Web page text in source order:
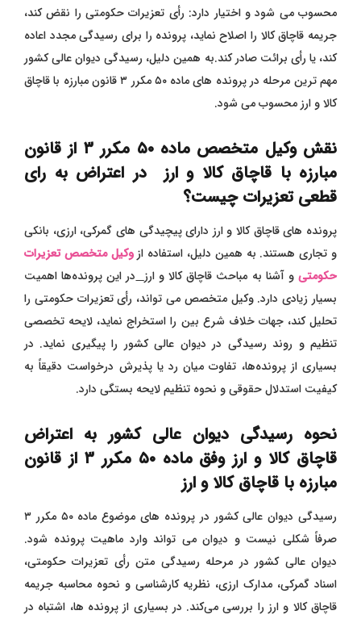
محسوب می ‌شود و اختیار دارد: رأی تعزیرات حکومتی را نقض کند،
جریمه قاچاق کالا را اصلاح نماید، پرونده را برای رسیدگی مجدد اعاده
کند، یا رأی برائت صادر کند.به همین دلیل، رسیدگی دیوان عالی کشور
مهم ‌ترین مرحله در پرونده‌ های ماده ۵۰ مکرر ۳ قانون مبارزه با قاچاق
کالا و ارز محسوب می‌ شود.
نقش وکیل متخصص ماده۵۰ مکرر
۳ از قانون
مبارزه با قاچاق کالا و ارز در اعتراض به رای
قطعی تعزیرات چیست؟
پرونده‌ های قاچاق کالا و ارز دارای پیچیدگی ‌های گمرکی، ارزی، بانکی
و تجاری هستند. به همین دلیل، استفاده ازوکیل متخصص تعزیرات
حکومتیو آشنا به مباحث قاچاق کالا و ارز در این پرونده‌ها اهمیت
بسیار زیادی دارد.وکیل متخصص می‌ تواند، رأی تعزیرات حکومتی را
تحلیل کند، جهات خلاف شرع بین را استخراج نماید، لایحه تخصصی
تنظیم و روند رسیدگی در دیوان عالی کشور را پیگیری نماید. در
بسیاری از پرونده‌ها، تفاوت میان رد یا پذیرش درخواست دقیقاً به
کیفیت استدلال حقوقی و نحوه تنظیم لایحه بستگی دارد.
نحوه رسیدگی دیوان عالی کشور به اعتراض
قاچاق کالا و ارز وفق ماده۵۰ مکرر
۳ از قانون
مبارزه با قاچاق کالا و ارز
رسیدگی دیوان عالی کشور در پرونده‌ های موضوع ماده ۵۰ مکرر ۳
صرفاً شکلی نیست و دیوان می‌ تواند وارد ماهیت پرونده شود.
دیوان عالی کشور در مرحله رسیدگی متن رأی تعزیرات حکومتی،
اسناد گمرکی، مدارک ارزی، نظریه کارشناسی و نحوه محاسبه جریمه
قاچاق کالا و ارز را بررسی می‌کند. در بسیاری از پرونده‌ ها، اشتباه در